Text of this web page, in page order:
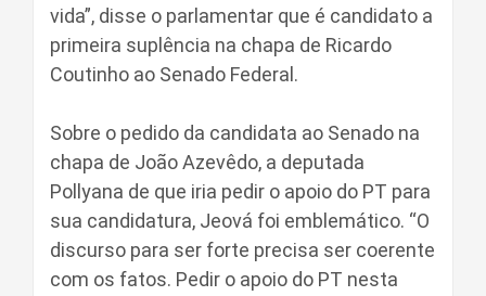
vida”, disse o parlamentar que é candidato a
primeira suplência na chapa de Ricardo
Coutinho ao Senado Federal.
Sobre o pedido da candidata ao Senado na
chapa de João Azevêdo, a deputada
Pollyana de que iria pedir o apoio do PT para
sua candidatura, Jeová foi emblemático. “O
discurso para ser forte precisa ser coerente
com os fatos. Pedir o apoio do PT nesta